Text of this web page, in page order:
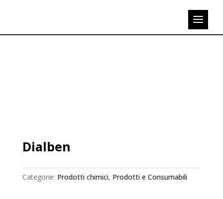
Dialben
Categorie: Prodotti chimici, Prodotti e Consumabili